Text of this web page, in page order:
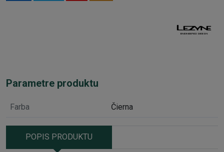
Parametre produktu
Farba Čierna
POPIS PRODUKTU